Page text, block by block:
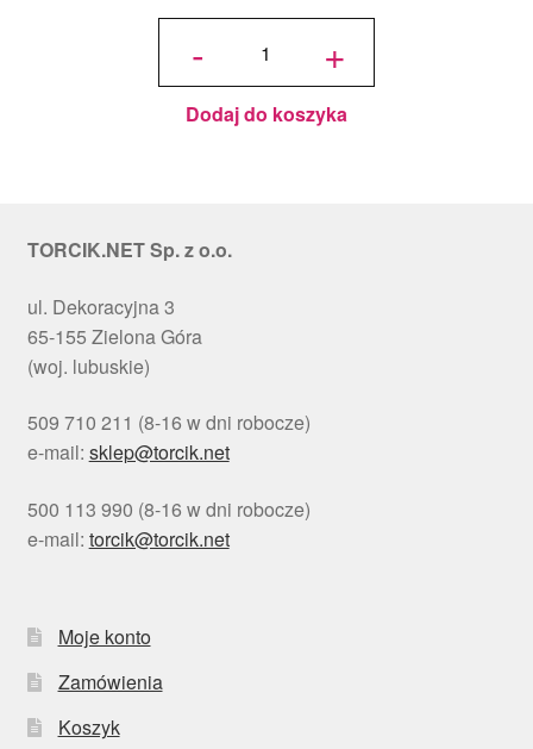
-
ilość
okrągły
Choinki
Ø 30
cm, h 1
cm - PC
+
Dodaj do koszyka
TORCIK.NET Sp. z o.o.
ul. Dekoracyjna 3
65-155 Zielona Góra
(woj. lubuskie)
509 710 211 (8-16 w dni robocze)
e-mail: sklep@torcik.net
500 113 990 (8-16 w dni robocze)
e-mail: torcik@torcik.net
Moje konto
Zamówienia
Koszyk